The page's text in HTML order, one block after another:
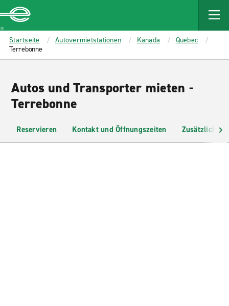
MAIN
CONTENT
Enterprise
Startseite Autovermietstationen Kanada
Quebec
Terrebonne
Autos und Transporter mieten -
Terrebonne
Reservieren Kontakt und Öffnungszeiten Zusätzliche